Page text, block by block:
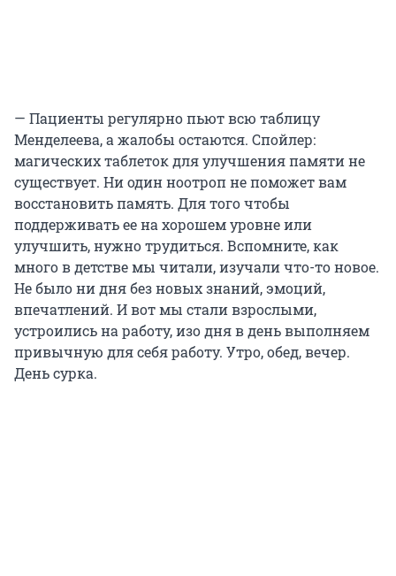
— Пациенты регулярно пьют всю таблицу
Менделеева, а жалобы остаются. Спойлер:
магических таблеток для улучшения памяти не
существует. Ни один ноотроп не поможет вам
восстановить память. Для того чтобы
поддерживать ее на хорошем уровне или
улучшить, нужно трудиться. Вспомните, как
много в детстве мы читали, изучали что-то новое.
Не было ни дня без новых знаний, эмоций,
впечатлений. И вот мы стали взрослыми,
устроились на работу, изо дня в день выполняем
привычную для себя работу. Утро, обед, вечер.
День сурка.